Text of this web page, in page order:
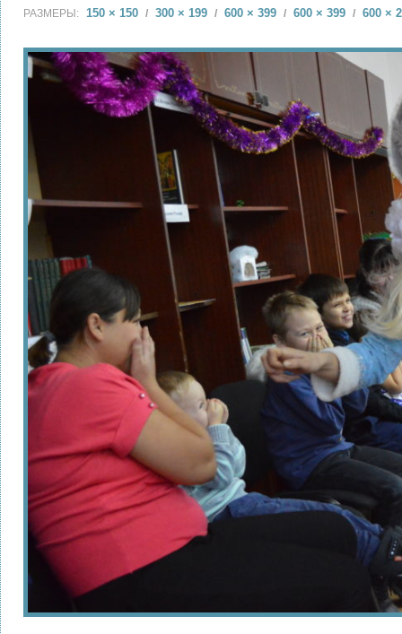
РАЗМЕРЫ: 150 × 150 / 300 × 199 / 600 × 399 / 600 × 399 / 600 ×